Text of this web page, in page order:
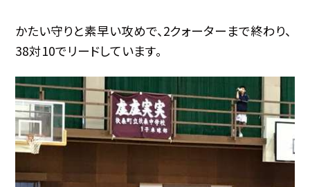
かたい守りと素早い攻めで、2クォーターまで終わり、
38対10でリードしています。